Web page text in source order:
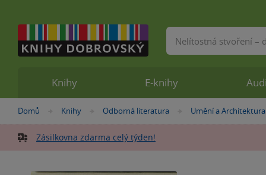
Nacházíte
zde:
Domů »
Knihy »
Odborná literatura »
Umění a Architektura
Zásilkovna zdarma celý týden!
Knihy E-knihy
Vyhledávání